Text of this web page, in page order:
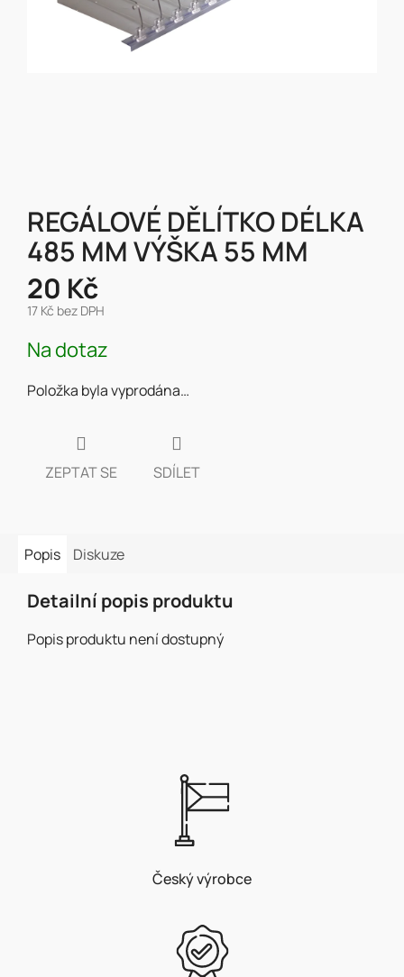
REGÁLOVÉ DĚLÍTKO DÉLKA
485 MM VÝŠKA 55 MM
20 Kč
17 Kč bez DPH
cena:
Na dotaz
Položka byla vyprodána…
ZEPTAT SE SDÍLET
Popis Diskuze
Detailní popis produktu
Popis produktu není dostupný
Český výrobce